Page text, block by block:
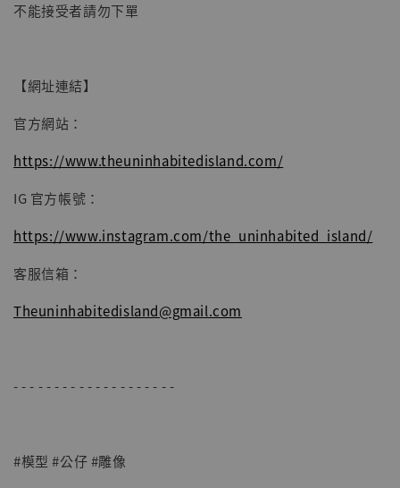
不能接受者請勿下單
【網址連結】
官方網站：
https://www.theuninhabitedisland.com/
IG 官方帳號：
https://www.instagram.com/the_uninhabited_island/
客服信箱：
Theuninhabitedisland@gmail.com
- - - - - - - - - - - - - - - - - - - -
#模型 #公仔 #雕像